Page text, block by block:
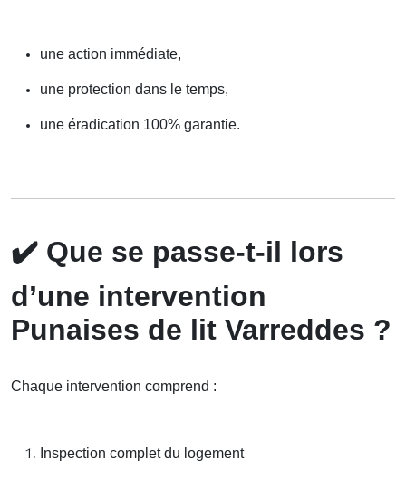
une action immédiate,
une protection dans le temps,
une éradication 100% garantie.
✔️ Que se passe-t-il lors
d’une intervention
Punaises de lit Varreddes ?
Chaque intervention comprend :
Inspection complet du logement